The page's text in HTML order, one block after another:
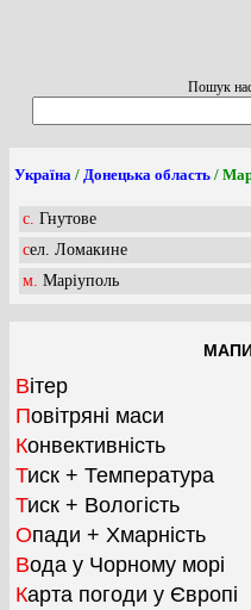
Пошук
Україна / Донецька область /
с. Гнутове
сел. Ломакине
м. Маріуполь
Вітер
Повітряні маси
Конвективність
Тиск + Температура
Тиск + Вологість
Опади + Хмарність
Вода у Чорному морі
Карта погоди у Європі